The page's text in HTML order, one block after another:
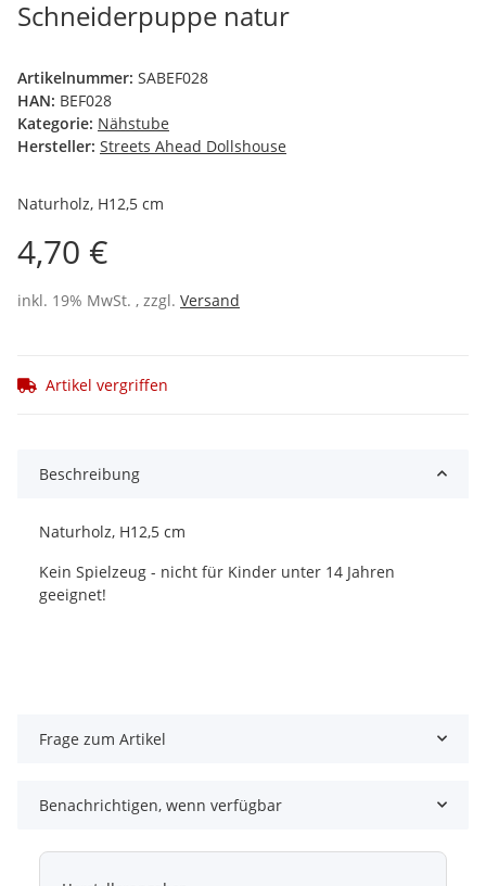
Schneiderpuppe natur
Artikelnummer: SABEF028
HAN: BEF028
Kategorie: Nähstube
Hersteller: Streets Ahead Dollshouse
Naturholz, H12,5 cm
4,70 €
inkl. 19% MwSt. , zzgl. Versand
Artikel vergriffen
Beschreibung
Naturholz, H12,5 cm
Kein Spielzeug - nicht für Kinder unter 14 Jahren
geeignet!
Frage zum Artikel
Benachrichtigen, wenn verfügbar